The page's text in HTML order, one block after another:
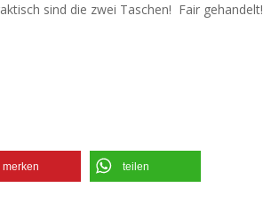
sind die zwei Taschen! Fair gehandelt!
merken teilen